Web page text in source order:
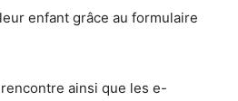
enfant grâce au formulaire
ainsi que les e-